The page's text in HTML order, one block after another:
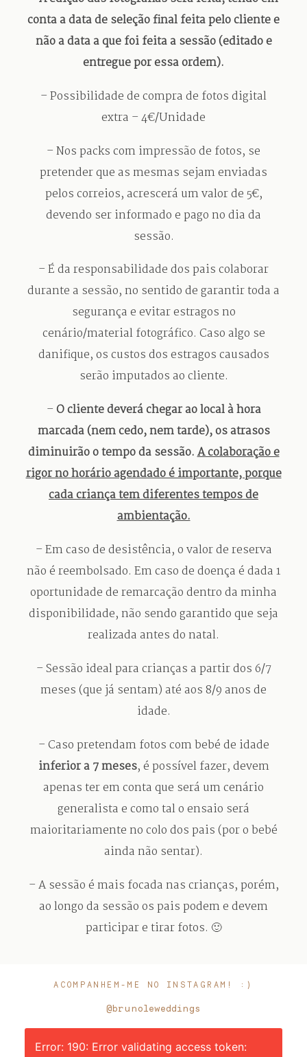
conta a data de seleção final feita pelo cliente e
não a data a que foi feita a sessão (editado e
entregue por essa ordem).
– Possibilidade de compra de fotos digital
extra – 4€/Unidade
– Nos packs com impressão de fotos, se
pretender que as mesmas sejam enviadas
pelos correios, acrescerá um valor de 5€,
devendo ser informado e pago no dia da
sessão.
– É da responsabilidade dos pais colaborar
durante a sessão, no sentido de garantir toda a
segurança e evitar estragos no
cenário/material fotográfico. Caso algo se
danifique, os custos dos estragos causados
serão imputados ao cliente.
–O cliente deverá chegar ao local à hora
marcada (nem cedo, nem tarde), os atrasos
diminuirão o tempo da sessão.A colaboração e
rigor no horário agendado é importante, porque
cada criança tem diferentes tempos de
ambientação.
– Em caso de desistência, o valor de reserva
não é reembolsado. Em caso de doença é dada 1
oportunidade de remarcação dentro da minha
disponibilidade, não sendo garantido que seja
realizada antes do natal.
– Sessão ideal para crianças a partir dos 6/7
meses (que já sentam) até aos 8/9 anos de
idade.
– Caso pretendam fotos com bebé de idade
inferior a 7 meses, é possível fazer, devem
apenas ter em conta que será um cenário
generalista e como tal o ensaio será
maioritariamente no colo dos pais (por o bebé
ainda não sentar).
– A sessão é mais focada nas crianças, porém,
ao longo da sessão os pais podem e devem
participar e tirar fotos. 🙂
ACOMPANHEM-ME NO INSTAGRAM! :)
@brunoleweddings
Error: 190: Error validating access token: